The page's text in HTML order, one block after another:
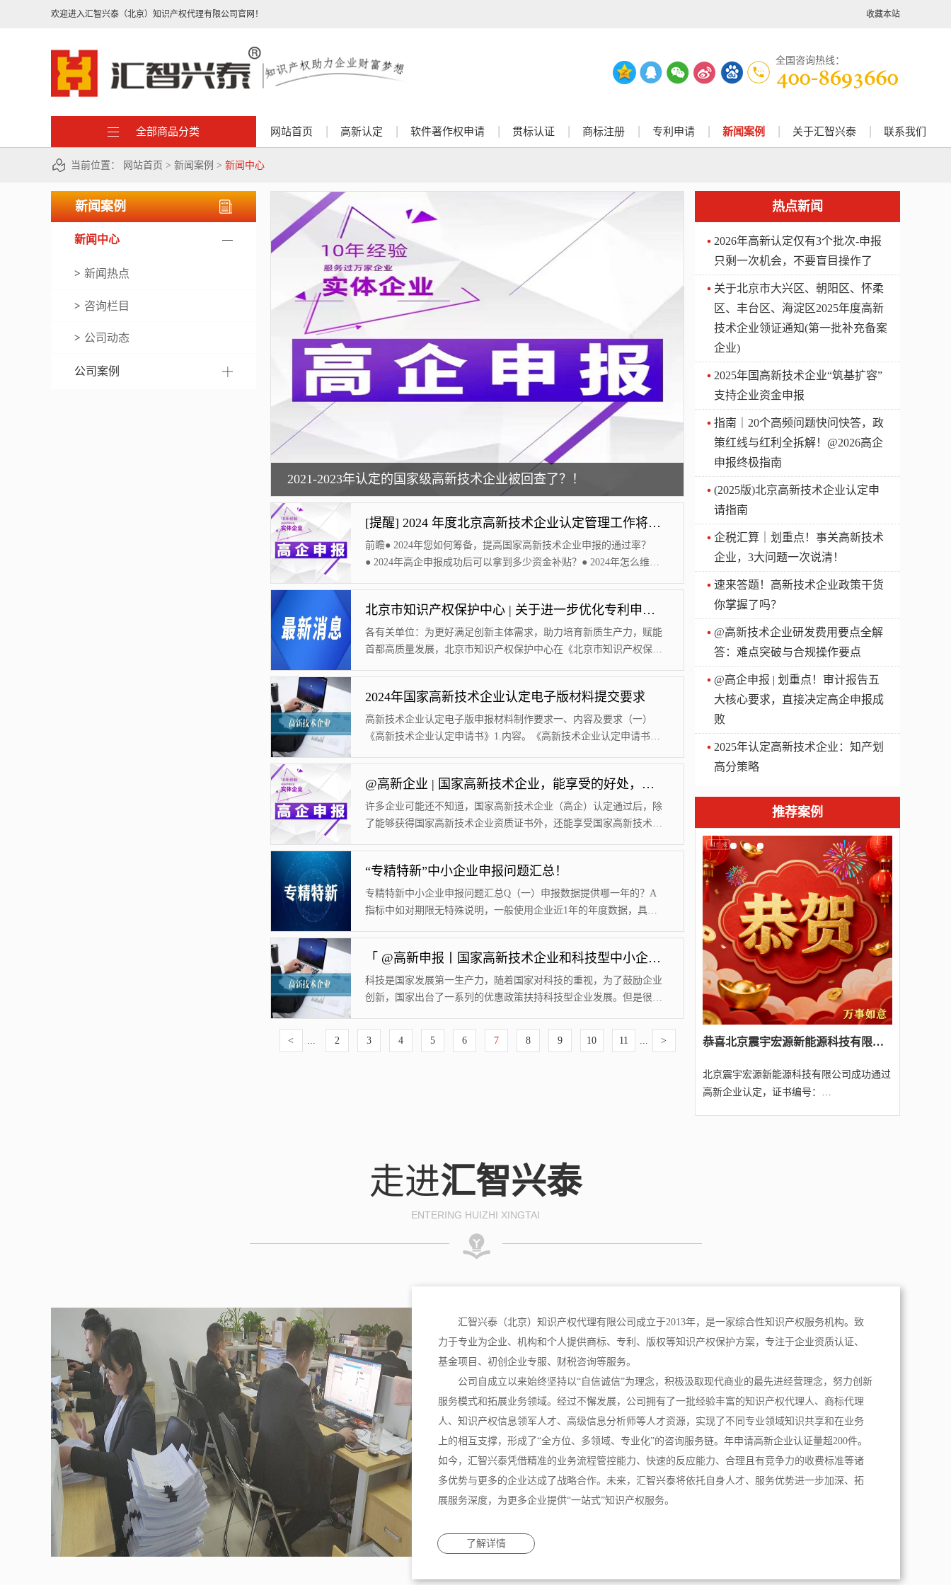
欢迎进入汇智兴泰（北京）知识产权代理有限公司官网！ 收藏本站
全国咨询热线：
全部商品分类 网站首页 高新认定 软件著作权申请 贯标认证 商标注册 专利申请 新闻案例 关于汇智兴泰 联系我们
当前位置： 网站首页 > 新闻案例 > 新闻中心
新闻案例
新闻中心
新闻热点
咨询栏目
公司动态
公司案例
2021-2023年认定的国家级高新技术企业被回查了？！
[提醒] 2024 年度北京高新技术企业认定管理工作将于近期正式启动
前瞻● 2024年您如何筹备，提高国家高新技术企业申报的通过率？
● 2024年高企申报成功后可以拿到多少资金补贴？● 2024年怎么维护
新、小巨人等联系：010-84022882根据科技部、财政部、国家税务总
局《高新技术企业...
北京市知识产权保护中心 | 关于进一步优化专利申请预审提交工作的通知
各有关单位：为更好满足创新主体需求，助力培育新质生产力，赋能
首都高质量发展，北京市知识产权保护中心在《北京市知识产权保护
事项通知如下：一、优化备案主体年度提交量的设置根据备案主体专
利申请预审合格及预审合格后审结授权情况，分级设置备案主体年度
提交量，主要调整和明确以下内容：1.上一...
2024年国家高新技术企业认定电子版材料提交要求
高新技术企业认定电子版申报材料制作要求一、内容及要求（一）
《高新技术企业认定申请书》1.内容。《高新技术企业认定申请书》
然后再扫描生成PDF文件，并命名为高企认定申请书.PDF。（二）营
业执照1.内容。企业营业执照，近三年企业名称发生变更的还需提供
工商变更通知单等。2.要求...
@高新企业 | 国家高新技术企业，能享受的好处，详列！
许多企业可能还不知道，国家高新技术企业（高企）认定通过后，除
了能够获得国家高新技术企业资质证书外，还能享受国家高新技术企
认定，确保企业可持续享受优惠政策。国家高新技术企业重新认定的
申报条件、通过标准跟首次认定完全一样，都需要综合评分达到71分
以上，（一）所得税率优惠。高新技术企业...
“专精特新”中小企业申报问题汇总！
专精特新中小企业申报问题汇总Q（一）申报数据提供哪一年的？A
指标中如对期限无特殊说明，一般使用企业近1年的年度数据，具体
准则》有关规定执行。Q（二）自主品牌指什么？A所称拥有自主品
牌是指主营业务产品或服务具有自主知识产权，且符合下列条件之
一：1.产品或服务品牌已经国家知识产权局商...
「 @高新申报丨国家高新技术企业和科技型中小企业的不同点？！
科技是国家发展第一生产力，随着国家对科技的重视，为了鼓励企业
创新，国家出台了一系列的优惠政策扶持科技型企业发展。但是很多
技术企业和科技型中小企业的扶持政策也不了解，在这里具体给大家
< 2 3 4 5 6 7 8 9 10 11 >
热点新闻
2026年高新认定仅有3个批次-申报
只剩一次机会，不要盲目操作了
关于北京市大兴区、朝阳区、怀柔
区、丰台区、海淀区2025年度高新
技术企业领证通知(第一批补充备案
企业)
2025年国高新技术企业“筑基扩容”
支持企业资金申报
指南｜20个高频问题快问快答，政
策红线与红利全拆解！@2026高企
申报终极指南
(2025版)北京高新技术企业认定申
请指南
企税汇算｜划重点！事关高新技术
企业，3大问题一次说清！
速来答题！高新技术企业政策干货
你掌握了吗？
@高新技术企业研发费用要点全解
答：难点突破与合规操作要点
@高企申报 | 划重点！审计报告五
大核心要求，直接决定高企申报成
败
2025年认定高新技术企业：知产划
高分策略
推荐案例
​恭喜北京震宇宏源新能源科技有限公司经我司代理成功通过2025年第四批北京高新技术企业认定（附名单）
北京震宇宏源新能源科技有限公司成功通过
高新企业认定，证书编号：
走进汇智兴泰
ENTERING HUIZHI XINGTAI
汇智兴泰（北京）知识产权代理有限公司成立于2013年，是一家综合性知识产权服务机构。致
力于专业为企业、机构和个人提供商标、专利、版权等知识产权保护方案，专注于企业资质认证、
基金项目、初创企业专服、财税咨询等服务。
公司自成立以来始终坚持以“自信诚信”为理念，积极汲取现代商业的最先进经营理念，努力创新
服务模式和拓展业务领域。经过不懈发展，公司拥有了一批经验丰富的知识产权代理人、商标代理
人、知识产权信息领军人才、高级信息分析师等人才资源，实现了不同专业领域知识共享和在业务
上的相互支撑，形成了“全方位、多领域、专业化”的咨询服务链。年申请高新企业认证量超200件。
如今，汇智兴泰凭借精准的业务流程管控能力、快速的反应能力、合理且有竞争力的收费标准等诸
多优势与更多的企业达成了战略合作。未来，汇智兴泰将依托自身人才、服务优势进一步加深、拓
展服务深度，为更多企业提供“一站式”知识产权服务。
了解详情